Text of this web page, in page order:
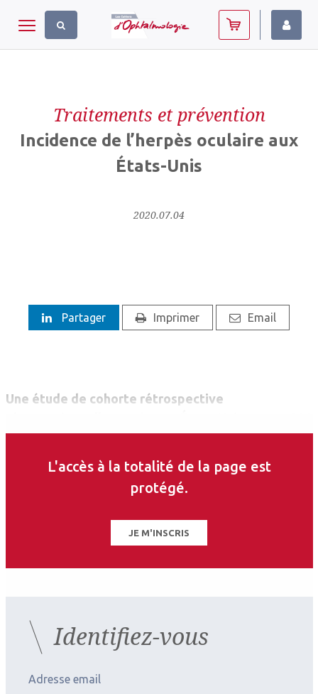
Toggle navigation
Traitements et prévention
Incidence de l’herpès oculaire aux
États-Unis
2020.07.04
Partager Imprimer Email
Une étude de cohorte rétrospective
et 2018 a révélé 633 474 cas d’herpès dont 49 745
entre 1994 et 2018 de 3,6% par an.
L'accès à la totalité de la page est
protégé.
JE M'INSCRIS
Identifiez-vous
Adresse email
Panneau de gestion des cookies